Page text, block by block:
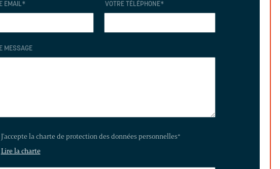
EMAIL* VOTRE TÉLÉPHONE*
MESSAGE
J'accepte la charte de protection des données personnelles*
Lire la charte